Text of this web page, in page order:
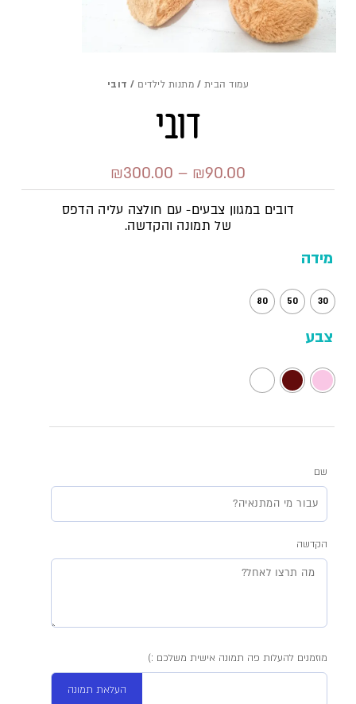
עמוד הבית / מתנות לילדים / דובי
דובי
₪90.00
–
₪300.00
דובים במגוון צבעים- עם חולצה עליה הדפס
של תמונה והקדשה.
מידה
30
50
80
צבע
שם
הקדשה
מוזמנים להעלות פה תמונה אישית משלכם :)
העלאת תמונה
של
דובי